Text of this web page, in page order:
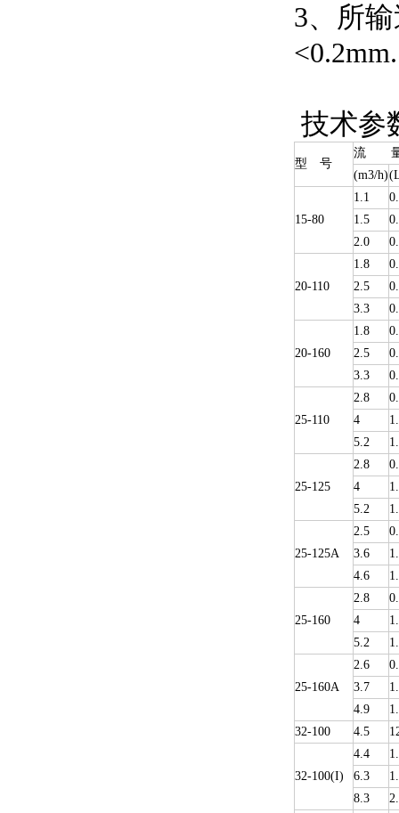
3、
<0.2mm.
技术参
型 号
流
(m3/h)
15-80
1.1
1.5
2.0
20-110
1.8
2.5
3.3
20-160
1.8
2.5
3.3
25-110
2.8
4
5.2
25-125
2.8
4
5.2
25-125A
2.5
3.6
4.6
25-160
2.8
4
5.2
25-160A
2.6
3.7
4.9
32-100
4.5
32-100(I)
4.4
6.3
8.3